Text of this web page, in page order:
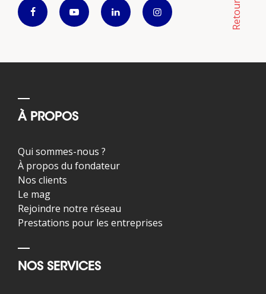
À PROPOS
Qui sommes-nous ?
À propos du fondateur
Nos clients
Le mag
Rejoindre notre réseau
Prestations pour les entreprises
NOS SERVICES